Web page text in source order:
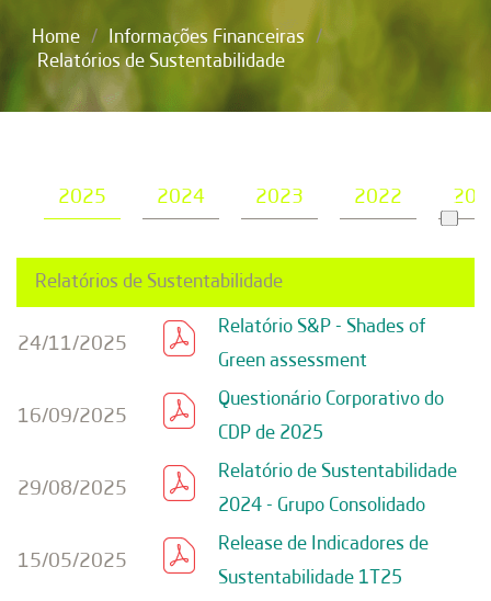
Home / Informações Financeiras /
Relatórios de Sustentabilidade
2025 2024 2023 2022
Relatórios de Sustentabilidade
24/11/2025
Relatório S&P - Shades of
Green assessment
16/09/2025
Questionário Corporativo do
CDP de 2025
29/08/2025
Relatório de Sustentabilidade
2024 - Grupo Consolidado
15/05/2025
Release de Indicadores de
Sustentabilidade 1T25